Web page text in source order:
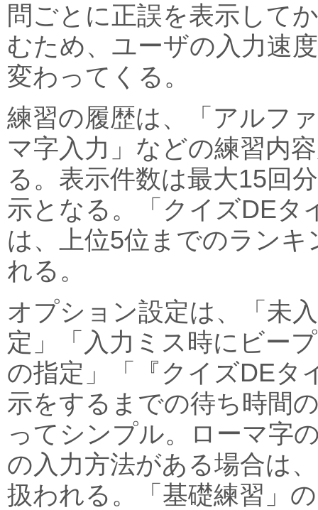
問ごとに正誤を表示して
むため、ユーザの入力速
変わってくる。
練習の履歴は、「アルフ
マ字入力」などの練習内
る。表示件数は最大15回
示となる。「クイズDEタ
は、上位5位までのラン
れる。
オプション設定は、「未
定」「入力ミス時にビー
の指定」「『クイズDEタ
示をするまでの待ち時間
ってシンプル。ローマ字
の入力方法がある場合は
扱われる。「基礎練習」